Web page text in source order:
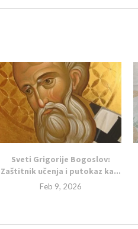
Sveti Grigorije Bogoslov:
Zaštitnik učenja i putokaz ka...
Feb 9, 2026